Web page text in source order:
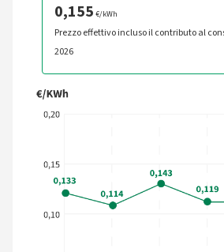
0,155 €/kWh
Prezzo effettivo incluso il contributo al
2026